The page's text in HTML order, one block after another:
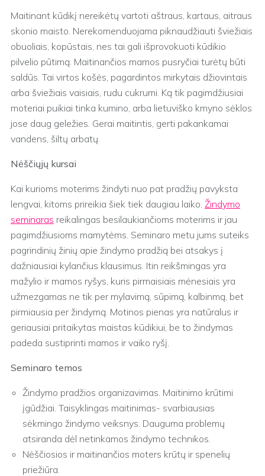
Maitinant kūdikį nereikėtų vartoti aštraus, kartaus, aitraus
skonio maisto. Nerekomenduojama piknaudžiauti šviežiais
obuoliais, kopūstais, nes tai gali išprovokuoti kūdikio
pilvelio pūtimą. Maitinančios mamos pusryčiai turėtų būti
saldūs. Tai virtos košės, pagardintos mirkytais džiovintais
arba šviežiais vaisiais, rudu cukrumi. Ką tik pagimdžiusiai
moteriai puikiai tinka kumino, arba lietuviško kmyno sėklos
jose daug geležies. Gerai maitintis, gerti pakankamai
vandens, šiltų arbatų.
Nėščiųjų kursai
Kai kurioms moterims žindyti nuo pat pradžių pavyksta
lengvai, kitoms prireikia šiek tiek daugiau laiko. Žindymo
seminaras reikalingas besilaukiančioms moterims ir jau
pagimdžiusioms mamytėms. Seminaro metu jums suteiks
pagrindinių žinių apie žindymo pradžią bei atsakys į
dažniausiai kylančius klausimus. Itin reikšmingas yra
mažylio ir mamos ryšys, kuris pirmaisiais mėnesiais yra
užmezgamas ne tik per mylavimą, sūpimą, kalbinmą, bet
pirmiausia per žindymą. Motinos pienas yra natūralus ir
geriausiai pritaikytas maistas kūdikiui, be to žindymas
padeda sustiprinti mamos ir vaiko ryšį.
Seminaro temos
Žindymo pradžios organizavimas. Maitinimo krūtimi
įgūdžiai. Taisyklingas maitinimas- svarbiausias
sėkmingo žindymo veiksnys. Dauguma problemų
atsiranda dėl netinkamos žindymo technikos.
Nėščiosios ir maitinančios moters krūtų ir spenelių
priežiūra.